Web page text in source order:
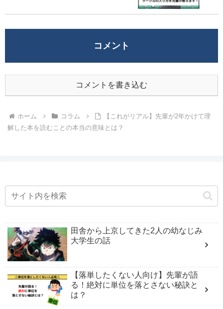
コメント
コメントを書き込む
ホーム コラム
【これがリアル】先輩が2年かけて理
解した本を読むことの本当の意味とは？
田舎から上京してきた2人の幼なじみ
大学生の話
【落単したくない人向け】先輩が語
る！絶対に単位を落とさない秘訣と
は？